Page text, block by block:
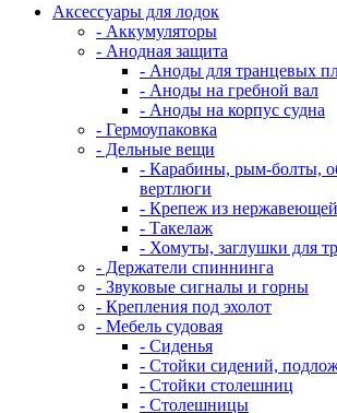
Аксессуары для лодок
- Аккумуляторы
- Анодная защита
- Аноды для транцевых
- Аноды на гребной вал
- Аноды на корпус судна
- Гермоупаковка
- Дельные вещи
- Карабины, рым-болты,
вертлюги
- Крепеж из нержавеющей
- Такелаж
- Хомуты, заглушки для
- Держатели спиннинга
- Звуковые сигналы и горны
- Крепления под эхолот
- Мебель судовая
- Сиденья
- Стойки сидений,
- Стойки столешниц
- Столешницы